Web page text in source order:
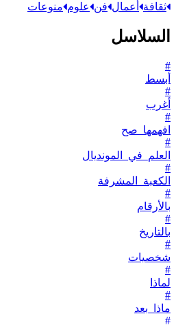
ثقافة
أعمال فن علوم منوعات
السلاسل
#
أبسط
#
أغرب
#
افهمها_صح
#
العلم_في_المونديال
#
الكعبة_المشرفة
#
بالأرقام
#
بالتاريخ
#
شخصيات
#
لماذا
#
ماذا_بعد
#